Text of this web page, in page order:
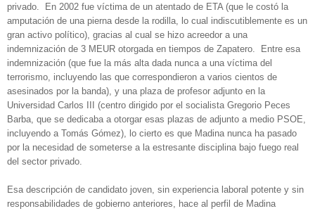
privado. En 2002 fue víctima de un atentado de ETA (que le costó la
amputación de una pierna desde la rodilla, lo cual indiscutiblemente es un
gran activo político), gracias al cual se hizo acreedor a una
indemnización de 3 MEUR otorgada en tiempos de Zapatero. Entre esa
indemnización (que fue la más alta dada nunca a una víctima del
terrorismo, incluyendo las que correspondieron a varios cientos de
asesinados por la banda), y una plaza de profesor adjunto en la
Universidad Carlos III (centro dirigido por el socialista Gregorio Peces
Barba, que se dedicaba a otorgar esas plazas de adjunto a medio PSOE,
incluyendo a Tomás Gómez), lo cierto es que Madina nunca ha pasado
por la necesidad de someterse a la estresante disciplina bajo fuego real
del sector privado.
Esa descripción de candidato joven, sin experiencia laboral potente y sin
responsabilidades de gobierno anteriores, hace al perfil de Madina